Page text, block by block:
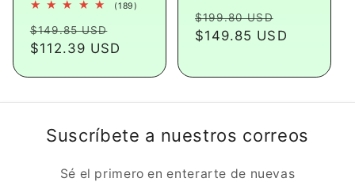
(189)
Precio
habitual
$149.85 USD
de
$112.39 USD
Precio
habitual
$199.80 USD
de
$149.85 USD
Suscríbete a nuestros correos
Sé el primero en enterarte de nuevas